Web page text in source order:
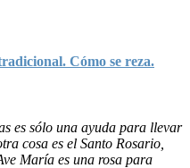
Cómo se reza.
es sólo una ayuda para llevar
cosa es el Santo Rosario,
María es una rosa para